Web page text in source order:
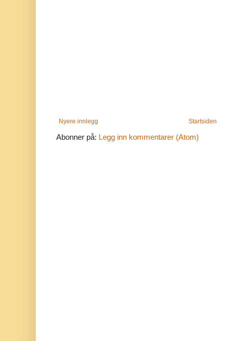
Nyere innlegg Startsiden
Abonner på: Legg inn kommentarer (Atom)